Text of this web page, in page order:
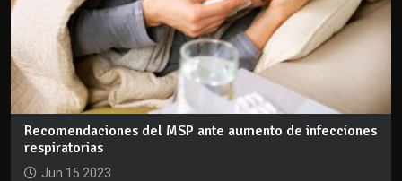
Recomendaciones del MSP ante aumento de infecciones
respiratorias
Jun 15 2023